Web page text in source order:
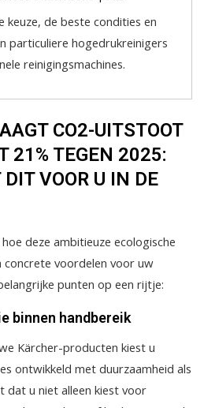
keuze, de beste condities en
particuliere hogedrukreinigers
reinigingsmachines.
CO2-UITSTOOT
21% TEGEN 2025:
VOOR U IN DE
deze ambitieuze ecologische
concrete voordelen voor uw
punten op een rijtje:
binnen handbereik
Kärcher-producten kiest u
ontwikkeld met duurzaamheid als
dat u niet alleen kiest voor